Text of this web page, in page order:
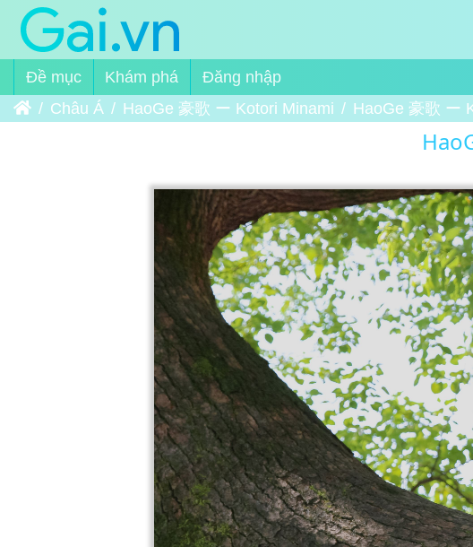
Đề mục Khám phá
Đăng nhập
Trang chủ
Châu Á HaoGe 豪歌 ー Kotori Minami HaoGe 豪歌 ー